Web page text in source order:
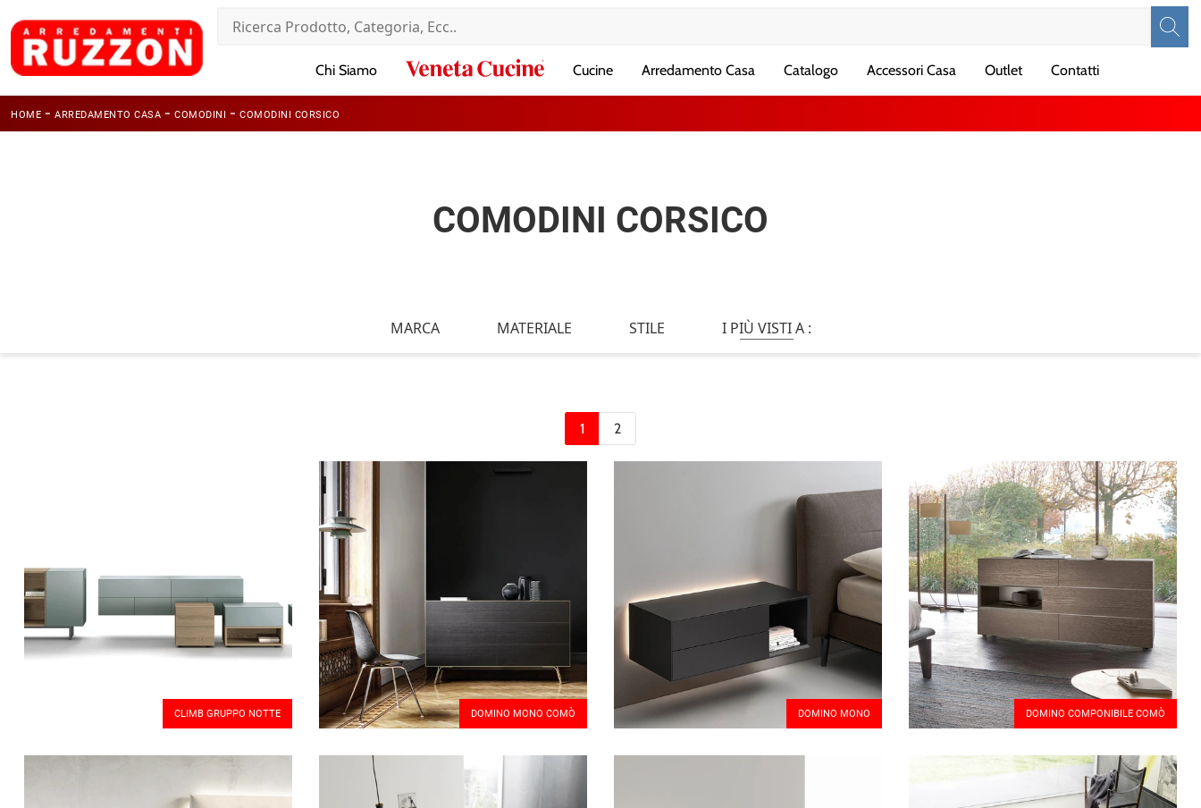
Chi Siamo
VenetaCucine Arredamento Casa Catalogo Accessori Casa Outlet Contatti
HOME - ARREDAMENTO CASA - COMODINI - COMODINI CORSICO
COMODINI CORSICO
MARCA MATERIALE STILE I PIÙ VISTI A :
1 2
CLIMB GRUPPO NOTTE DOMINO MONO COMÒ DOMINO MONO DOMINO COMPONIBILE COMÒ